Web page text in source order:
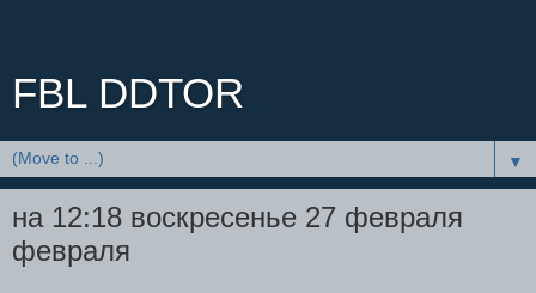
FBL DDTOR
▼
на 12:18 воскресенье 27 февраля
февраля